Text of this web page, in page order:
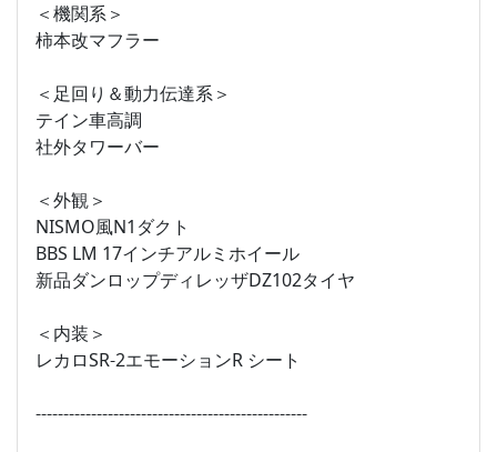
＜機関系＞
柿本改マフラー
＜足回り＆動力伝達系＞
テイン車高調
社外タワーバー
＜外観＞
NISMO風N1ダクト
BBS LM 17インチアルミホイール
新品ダンロップディレッザDZ102タイヤ
＜内装＞
レカロSR-2エモーションR シート
-------------------------------------------------